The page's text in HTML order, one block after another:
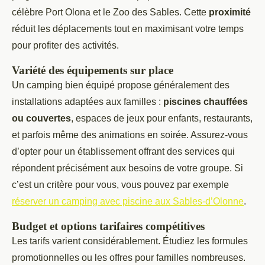
célèbre Port Olona et le Zoo des Sables. Cette proximité
réduit les déplacements tout en maximisant votre temps
pour profiter des activités.
Variété des équipements sur place
Un camping bien équipé propose généralement des
installations adaptées aux familles : piscines chauffées
ou couvertes, espaces de jeux pour enfants, restaurants,
et parfois même des animations en soirée. Assurez-vous
d’opter pour un établissement offrant des services qui
répondent précisément aux besoins de votre groupe. Si
c’est un critère pour vous, vous pouvez par exemple
réserver un camping avec piscine aux Sables-d’Olonne.
Budget et options tarifaires compétitives
Les tarifs varient considérablement. Étudiez les formules
promotionnelles ou les offres pour familles nombreuses.